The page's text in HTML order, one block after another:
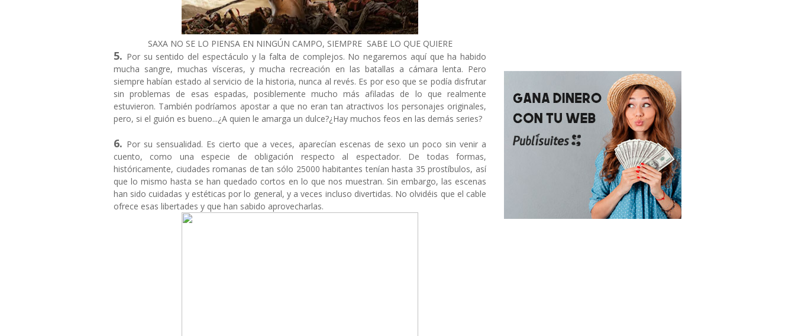
SAXA NO SE LO PIENSA EN NINGÚN CAMPO, SIEMPRE SABE LO QUE QUIERE
5. Por su sentido del espectáculo y la falta de complejos. No negaremos aquí que ha habido
mucha sangre, muchas vísceras, y mucha recreación en las batallas a cámara lenta. Pero
siempre habían estado al servicio de la historia, nunca al revés. Es por eso que se podía disfrutar
sin problemas de esas espadas, posiblemente mucho más afiladas de lo que realmente
estuvieron. También podríamos apostar a que no eran tan atractivos los personajes originales,
pero, si el guión es bueno...¿A quien le amarga un dulce?¿Hay muchos feos en las demás series?
6. Por su sensualidad. Es cierto que a veces, aparecían escenas de sexo un poco sin venir a
cuento, como una especie de obligación respecto al espectador. De todas formas,
históricamente, ciudades romanas de tan sólo 25000 habitantes tenían hasta 35 prostíbulos, así
que lo mismo hasta se han quedado cortos en lo que nos muestran. Sin embargo, las escenas
han sido cuidadas y estéticas por lo general, y a veces incluso divertidas. No olvidéis que el cable
ofrece esas libertades y que han sabido aprovecharlas.